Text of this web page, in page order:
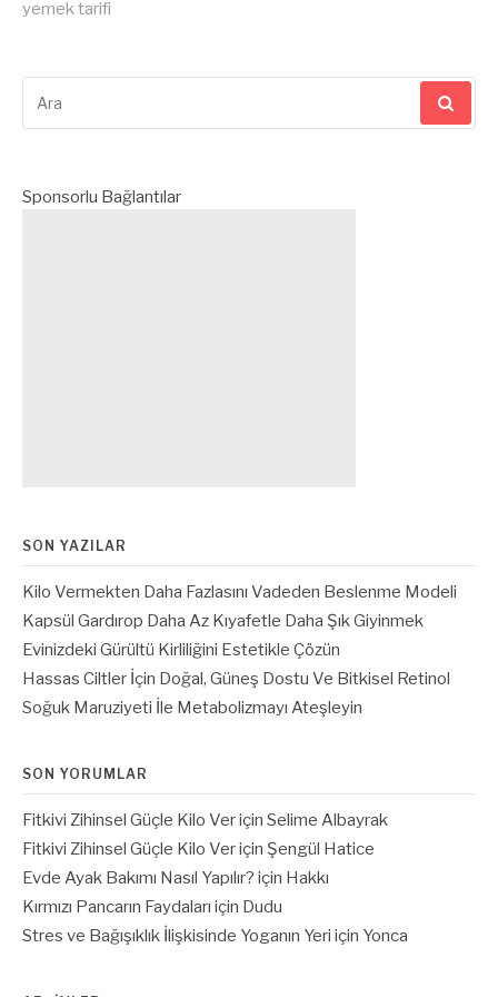
yemek tarifi
yap:
Sponsorlu Bağlantılar
SON YAZILAR
Kilo Vermekten Daha Fazlasını Vadeden Beslenme Modeli
Kapsül Gardırop Daha Az Kıyafetle Daha Şık Giyinmek
Evinizdeki Gürültü Kirliliğini Estetikle Çözün
Hassas Ciltler İçin Doğal, Güneş Dostu Ve Bitkisel Retinol
Soğuk Maruziyeti İle Metabolizmayı Ateşleyin
SON YORUMLAR
Fitkivi Zihinsel Güçle Kilo Veriçin Selime Albayrak
Fitkivi Zihinsel Güçle Kilo Veriçin Şengül Hatice
Evde Ayak Bakımı Nasıl Yapılır? için Hakkı
Kırmızı Pancarın Faydaları için Dudu
Stres ve Bağışıklık İlişkisinde Yoganın Yeri için Yonca